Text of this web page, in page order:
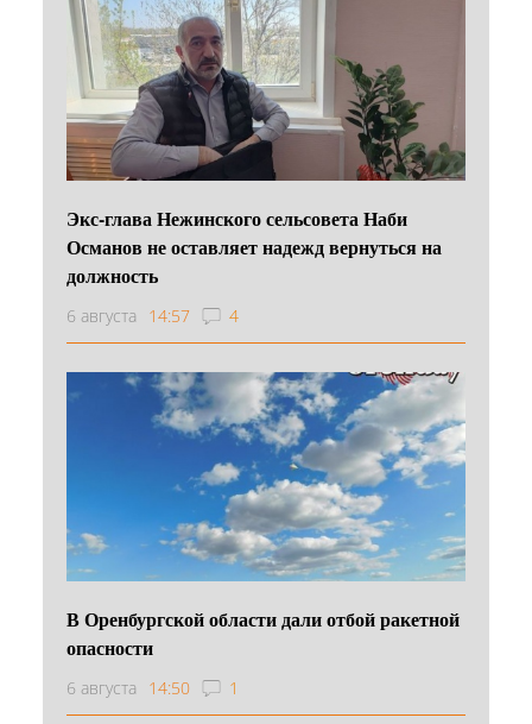
Экс-глава Нежинского сельсовета Наби
Османов не оставляет надежд вернуться на
должность
6 августа 14:57 4
В Оренбургской области дали отбой ракетной
опасности
6 августа 14:50 1